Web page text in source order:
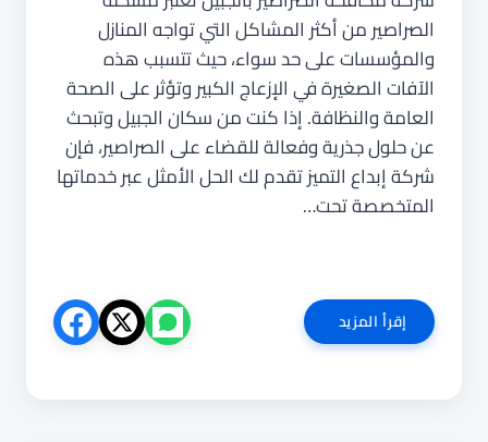
الصراصير من أكثر المشاكل التي تواجه المنازل
والمؤسسات على حد سواء، حيث تتسبب هذه
الآفات الصغيرة في الإزعاج الكبير وتؤثر على الصحة
العامة والنظافة. إذا كنت من سكان الجبيل وتبحث
عن حلول جذرية وفعالة للقضاء على الصراصير، فإن
شركة إبداع التميز تقدم لك الحل الأمثل عبر خدماتها
المتخصصة تحت…
إقرأ المزيدشركة
مكافحة